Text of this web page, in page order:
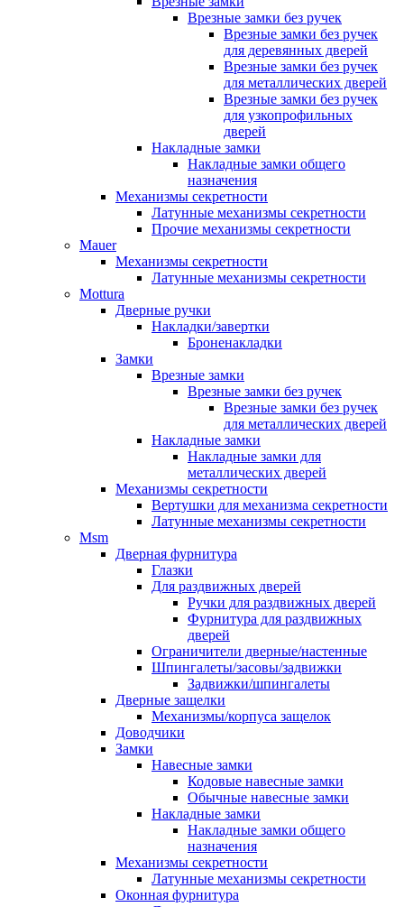
Врезные замки без ручек
Врезные замки без ручек
для деревянных дверей
Врезные замки без ручек
для металлических дверей
Врезные замки без ручек
для узкопрофильных
дверей
Накладные замки
Накладные замки общего
назначения
Механизмы секретности
Латунные механизмы секретности
Прочие механизмы секретности
Mauer
Механизмы секретности
Латунные механизмы секретности
Mottura
Дверные ручки
Накладки/завертки
Броненакладки
Замки
Врезные замки
Врезные замки без ручек
Врезные замки без ручек
для металлических дверей
Накладные замки
Накладные замки для
металлических дверей
Механизмы секретности
Вертушки для механизма секретности
Латунные механизмы секретности
Msm
Дверная фурнитура
Глазки
Для раздвижных дверей
Ручки для раздвижных дверей
Фурнитура для раздвижных
дверей
Ограничители дверные/настенные
Шпингалеты/засовы/задвижки
Задвижки/шпингалеты
Дверные защелки
Механизмы/корпуса защелок
Доводчики
Замки
Навесные замки
Кодовые навесные замки
Обычные навесные замки
Накладные замки
Накладные замки общего
назначения
Механизмы секретности
Латунные механизмы секретности
Оконная фурнитура